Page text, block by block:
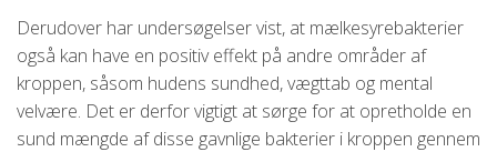
Derudover har undersøgelser vist, at mælkesyrebakterier
også kan have en positiv effekt på andre områder af
kroppen, såsom hudens sundhed, vægttab og mental
velvære. Det er derfor vigtigt at sørge for at opretholde en
sund mængde af disse gavnlige bakterier i kroppen gennem